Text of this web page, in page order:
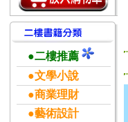
●二樓推薦
●文學小說
●商業理財
●藝術設計